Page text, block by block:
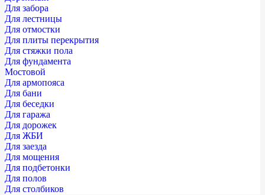
Для забора
Для лестницы
Для отмостки
Для плиты перекрытия
Для стяжки пола
Для фундамента
Мостовой
Для армопояса
Для бани
Для беседки
Для гаража
Для дорожек
Для ЖБИ
Для заезда
Для мощения
Для подбетонки
Для полов
Для столбиков